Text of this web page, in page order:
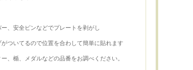
、安全ピンなどでプレートを剥がし
ついてるので位置を合わして簡単に貼れます
、楯、メダルなどの品番をお調べください。